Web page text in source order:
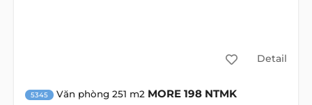
Detail
5345 Văn phòng 251 m2 MORE 198 NTMK